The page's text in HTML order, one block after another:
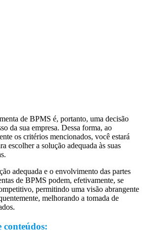
de BPMS é, portanto, uma decisão
da sua empresa. Dessa forma, ao
os critérios mencionados, você estará
escolher a solução adequada às suas
adequada e o envolvimento das partes
de BPMS podem, efetivamente, se
permitindo uma visão abrangente
melhorando a tomada de
conteúdos: